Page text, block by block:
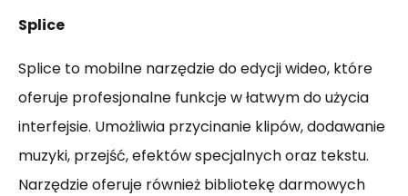
Splice
Splice to mobilne narzędzie do edycji wideo, które
oferuje profesjonalne funkcje w łatwym do użycia
interfejsie. Umożliwia przycinanie klipów, dodawanie
muzyki, przejść, efektów specjalnych oraz tekstu.
Narzędzie oferuje również bibliotekę darmowych